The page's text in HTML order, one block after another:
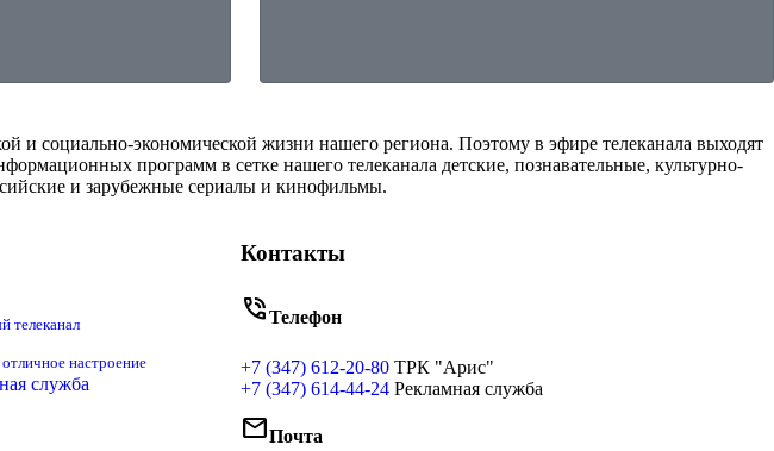
и социально-экономической жизни нашего региона. Поэтому в эфире телеканала выходят
программ в сетке нашего телеканала детские, познавательные, культурно-
и зарубежные сериалы и кинофильмы.
телеканал
настроение
служба
Контакты
phone_in_talkТелефон
+7 (347) 612-20-80 ТРК "Арис"
+7 (347) 614-44-24 Рекламная служба
mailПочта